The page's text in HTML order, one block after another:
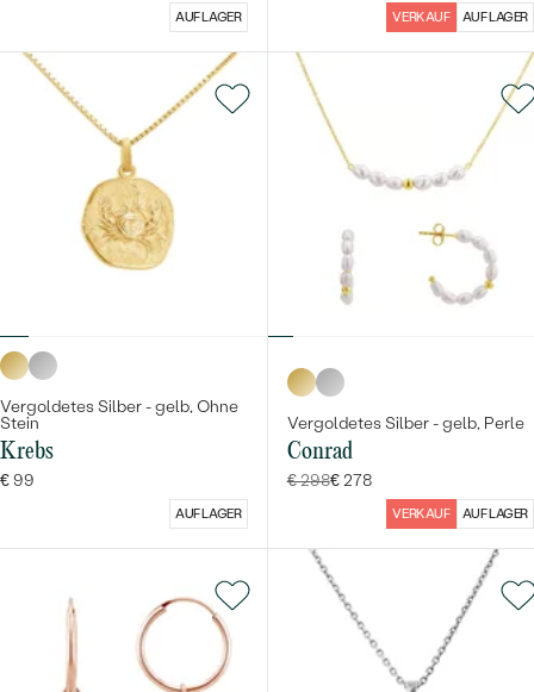
AUF LAGER VERKAUF AUF LAGER
Vergoldetes Silber - gelb, Ohne
Stein
Krebs
€ 99
AUF LAGER
Vergoldetes Silber - gelb, Perle
Conrad
€ 298€ 278
VERKAUF AUF LAGER